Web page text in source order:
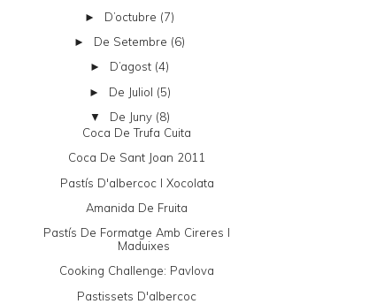
► D’octubre (7)
► De Setembre (6)
► D’agost (4)
► De Juliol (5)
▼ De Juny (8)
Coca De Trufa Cuita
Coca De Sant Joan 2011
Pastís D'albercoc I Xocolata
Amanida De Fruita
Pastís De Formatge Amb Cireres I
Maduixes
Cooking Challenge: Pavlova
Pastissets D'albercoc